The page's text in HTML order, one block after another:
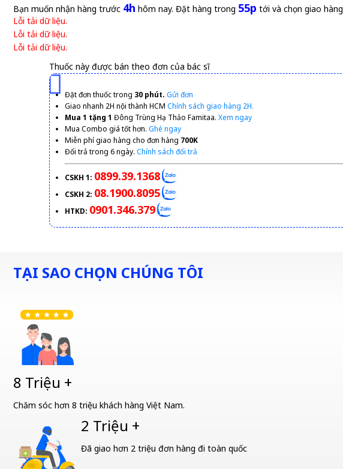
Bạn muốn nhận hàng trước 4h hôm nay. Đặt hàng trong 55p tới và chọn giao hàng
Lỗi tải dữ liệu.
Lỗi tải dữ liệu.
Lỗi tải dữ liệu.
Thuốc này được bán theo đơn của bác sĩ
Đặt đơn thuốc trong 30 phút. Gửi đơn
Giao nhanh 2H nội thành HCM Chính sách giao hàng 2H.
Mua 1 tặng 1 Đông Trùng Hạ Thảo Famitaa. Xem ngay
Mua Combo giá tốt hơn. Ghé ngay
Miễn phí giao hàng cho đơn hàng 700K
Đổi trả trong 6 ngày. Chính sách đổi trả
CSKH 1: 0899.39.1368
CSKH 2: 08.1900.8095
HTKD: 0901.346.379
TẠI SAO CHỌN CHÚNG TÔI
8 Triệu +
Chăm sóc hơn 8 triệu khách hàng Việt Nam.
2 Triệu +
Đã giao hơn 2 triệu đơn hàng đi toàn quốc